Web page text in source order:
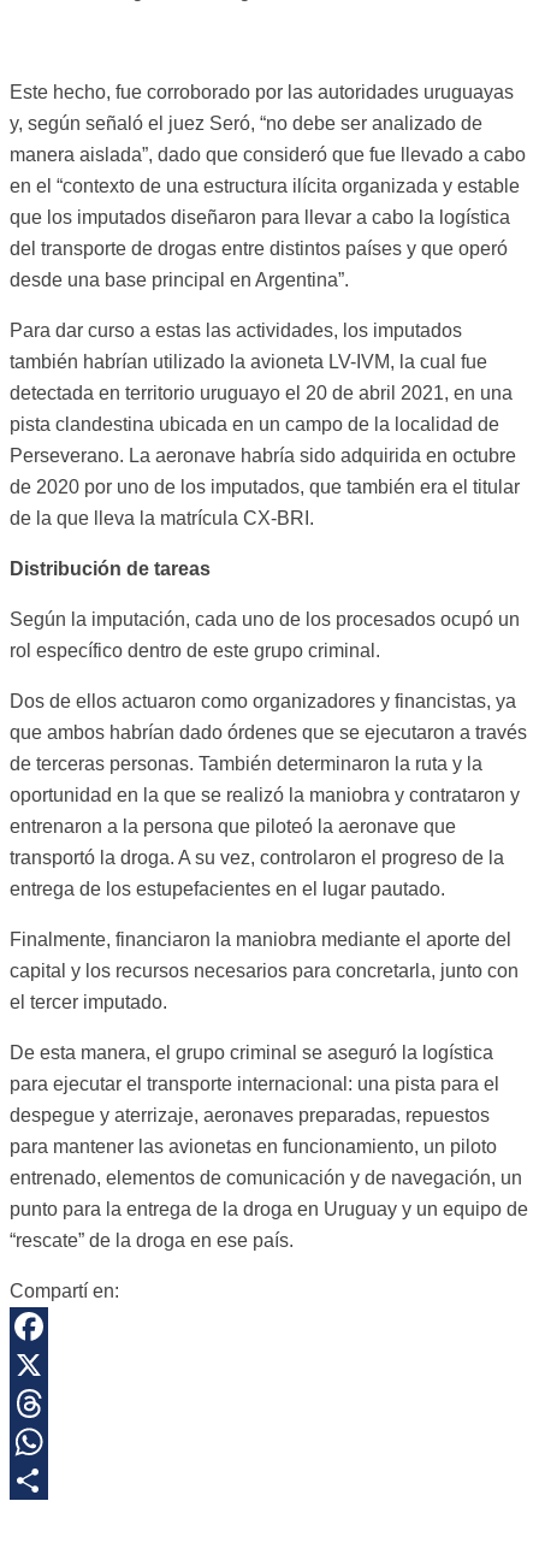
Este hecho, fue corroborado por las autoridades uruguayas
y, según señaló el juez Seró, “no debe ser analizado de
manera aislada”, dado que consideró que fue llevado a cabo
en el “contexto de una estructura ilícita organizada y estable
que los imputados diseñaron para llevar a cabo la logística
del transporte de drogas entre distintos países y que operó
desde una base principal en Argentina”.
Para dar curso a estas las actividades, los imputados
también habrían utilizado la avioneta LV-IVM, la cual fue
detectada en territorio uruguayo el 20 de abril 2021, en una
pista clandestina ubicada en un campo de la localidad de
Perseverano. La aeronave habría sido adquirida en octubre
de 2020 por uno de los imputados, que también era el titular
de la que lleva la matrícula CX-BRI.
Distribución de tareas
Según la imputación, cada uno de los procesados ocupó un
rol específico dentro de este grupo criminal.
Dos de ellos actuaron como organizadores y financistas, ya
que ambos habrían dado órdenes que se ejecutaron a través
de terceras personas. También determinaron la ruta y la
oportunidad en la que se realizó la maniobra y contrataron y
entrenaron a la persona que piloteó la aeronave que
transportó la droga. A su vez, controlaron el progreso de la
entrega de los estupefacientes en el lugar pautado.
Finalmente, financiaron la maniobra mediante el aporte del
capital y los recursos necesarios para concretarla, junto con
el tercer imputado.
De esta manera, el grupo criminal se aseguró la logística
para ejecutar el transporte internacional: una pista para el
despegue y aterrizaje, aeronaves preparadas, repuestos
para mantener las avionetas en funcionamiento, un piloto
entrenado, elementos de comunicación y de navegación, un
punto para la entrega de la droga en Uruguay y un equipo de
“rescate” de la droga en ese país.
Compartí en:
Facebook
X
Threads
WhatsApp